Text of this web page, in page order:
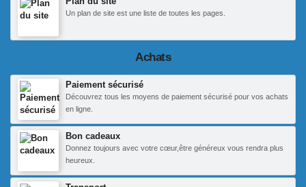
Un plan de site est une liste de toutes les pages.
Achats
Paiement sécurisé
Découvrez tous les moyens de paiement sécurisé pour vos achats
en ligne.
Bon cadeaux
Donnez toujours avec votre cœur,être généreux vous rendra plus
heureux.